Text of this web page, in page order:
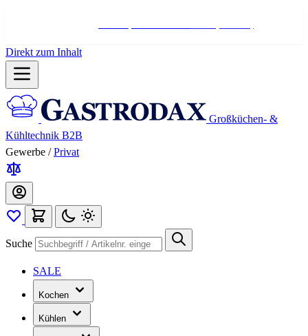
Direkt zum Inhalt
Großküchen- &
Kühltechnik B2B
Gewerbe / Privat
Suche
SALE
Kochen
Kühlen